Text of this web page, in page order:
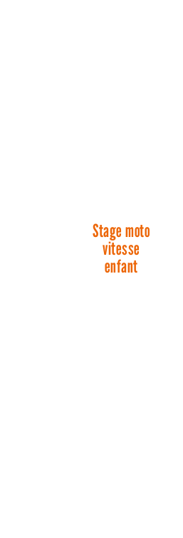
Stage moto
vitesse
enfant